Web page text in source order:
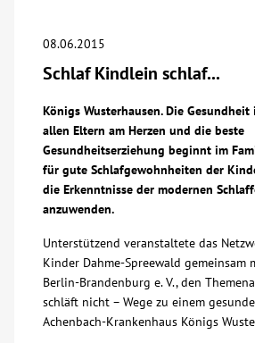
Begegnung
Bildung
Über uns
Veranstaltungen
Spenden
08.06.2015
Schlaf Kindlein schlaf...
Königs Wusterhausen. Die
allen Eltern am Herzen und die beste
Gesundheitserziehung beginnt im
für gute Schlafgewohnheiten der
die Erkenntnisse der modernen
anzuwenden.
Unterstützend veranstaltete das
Kinder Dahme-Spreewald gemeinsam
Berlin-Brandenburg e. V., den
schläft nicht – Wege zu einem
Achenbach-Krankenhaus Königs